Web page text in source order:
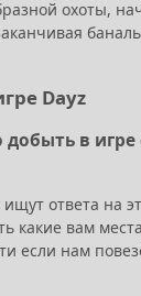
охоты,
Dayz
в
ищут ответа на
какие вам
если нам